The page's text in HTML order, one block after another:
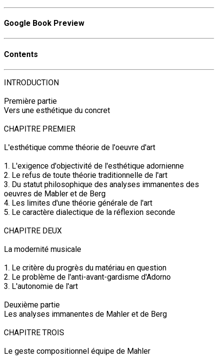
Google Book Preview
Contents
INTRODUCTION
Première partie
Vers une esthétique du concret
CHAPITRE PREMIER
L'esthétique comme théorie de l'oeuvre d'art
1. L'exigence d'objectivité de l'esthétique adornienne
2. Le refus de toute théorie traditionnelle de l'art
3. Du statut philosophique des analyses immanentes des
oeuvres de Mabler et de Berg
4. Les limites d'une théorie générale de l'art
5. Le caractère dialectique de la réflexion seconde
CHAPITRE DEUX
La modernité musicale
1. Le critère du progrès du matériau en question
2. Le problème de l'anti-avant-gardisme d'Adorno
3. L'autonomie de l'art
Deuxième partie
Les analyses immanentes de Mahler et de Berg
CHAPITRE TROIS
Le geste compositionnel équipe de Mahler